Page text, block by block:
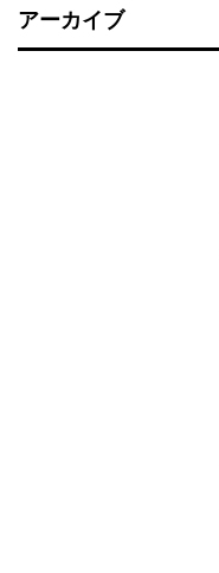
アーカイブ